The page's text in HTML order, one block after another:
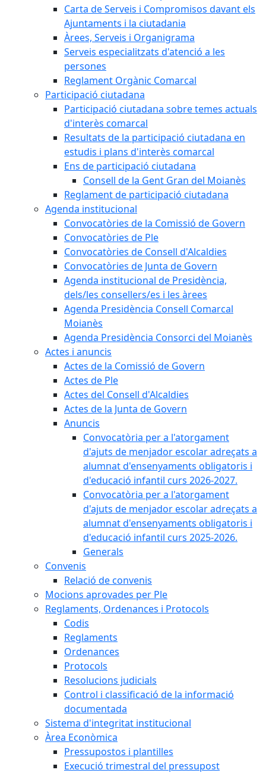
Carta de Serveis i Compromisos davant els
Ajuntaments i la ciutadania
Àrees, Serveis i Organigrama
Serveis especialitzats d'atenció a les
persones
Reglament Orgànic Comarcal
Participació ciutadana
Participació ciutadana sobre temes actuals
d'interès comarcal
Resultats de la participació ciutadana en
estudis i plans d'interès comarcal
Ens de participació ciutadana
Consell de la Gent Gran del Moianès
Reglament de participació ciutadana
Agenda institucional
Convocatòries de la Comissió de Govern
Convocatòries de Ple
Convocatòries de Consell d'Alcaldies
Convocatòries de Junta de Govern
Agenda institucional de Presidència,
dels/les consellers/es i les àrees
Agenda Presidència Consell Comarcal
Moianès
Agenda Presidència Consorci del Moianès
Actes i anuncis
Actes de la Comissió de Govern
Actes de Ple
Actes del Consell d'Alcaldies
Actes de la Junta de Govern
Anuncis
Convocatòria per a l'atorgament
d'ajuts de menjador escolar adreçats a
alumnat d'ensenyaments obligatoris i
d'educació infantil curs 2026-2027.
Convocatòria per a l'atorgament
d'ajuts de menjador escolar adreçats a
alumnat d'ensenyaments obligatoris i
d'educació infantil curs 2025-2026.
Generals
Convenis
Relació de convenis
Mocions aprovades per Ple
Reglaments, Ordenances i Protocols
Codis
Reglaments
Ordenances
Protocols
Resolucions judicials
Control i classificació de la informació
documentada
Sistema d'integritat institucional
Àrea Econòmica
Pressupostos i plantilles
Execució trimestral del pressupost